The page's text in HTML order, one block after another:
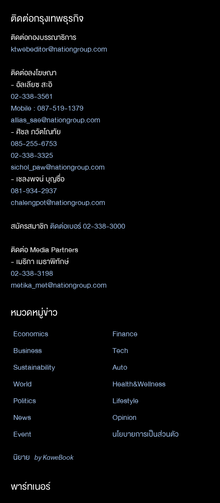
ติดต่อกรุงเทพธุรกิจ
ติดต่อกองบรรณาธิการ
ktwebeditor@nationgroup.com
ติดต่อลงโฆษณา
- อัลเลียซ สะอิ
02-338-3561
Mobile : 087-519-1379
allias_sae@nationgroup.com
- ศิชล ภวัตโณทัย
085-255-6753
02-338-3325
sichol_paw@nationgroup.com
- เชลงพจน์ บุญซื่อ
081-934-2937
chalengpot@nationgroup.com
สมัครสมาชิกติดต่อเบอร์ 02-338-3000
ติดต่อ Media Partners
- เมธิกา เมธาพิทักษ์
02-338-3198
metika_met@nationgroup.com
หมวดหมู่ข่าว
Economics
Finance
Business
Tech
Sustainability
Auto
World
Health&Wellness
Politics
Lifestyle
News
Opinion
Event
นโยบายการเป็นส่วนตัว
นิยาย by KaweBook
พาร์ทเนอร์